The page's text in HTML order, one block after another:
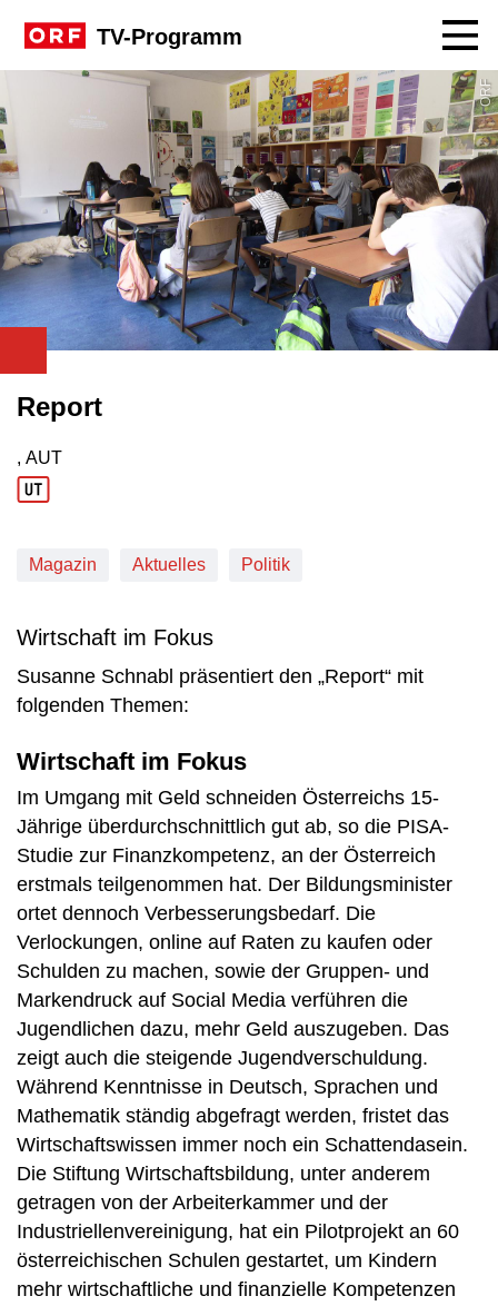
TV-Programm
ORF
Report
Produktionsland: AUT
, AUT
Magazin Aktuelles Politik
Wirtschaft im Fokus
Susanne Schnabl präsentiert den „Report“ mit
folgenden Themen:
Wirtschaft im Fokus
Im Umgang mit Geld schneiden Österreichs 15-
Jährige überdurchschnittlich gut ab, so die PISA-
Studie zur Finanzkompetenz, an der Österreich
erstmals teilgenommen hat. Der Bildungsminister
ortet dennoch Verbesserungsbedarf. Die
Verlockungen, online auf Raten zu kaufen oder
Schulden zu machen, sowie der Gruppen- und
Markendruck auf Social Media verführen die
Jugendlichen dazu, mehr Geld auszugeben. Das
zeigt auch die steigende Jugendverschuldung.
Während Kenntnisse in Deutsch, Sprachen und
Mathematik ständig abgefragt werden, fristet das
Wirtschaftswissen immer noch ein Schattendasein.
Die Stiftung Wirtschaftsbildung, unter anderem
getragen von der Arbeiterkammer und der
Industriellenvereinigung, hat ein Pilotprojekt an 60
österreichischen Schulen gestartet, um Kindern
mehr wirtschaftliche und finanzielle Kompetenzen